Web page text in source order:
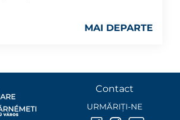
MAI DEPARTE
Contact
URMĂRIȚI-NE